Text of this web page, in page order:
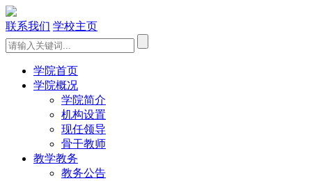
联系我们 学校主页
学院首页
学院概况
学院简介
机构设置
现任领导
骨干教师
教学教务
教务公告